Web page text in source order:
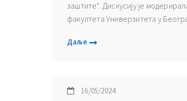
заштите“. Дискусију је
факултета Универзитета у
Даље
16/05/2024